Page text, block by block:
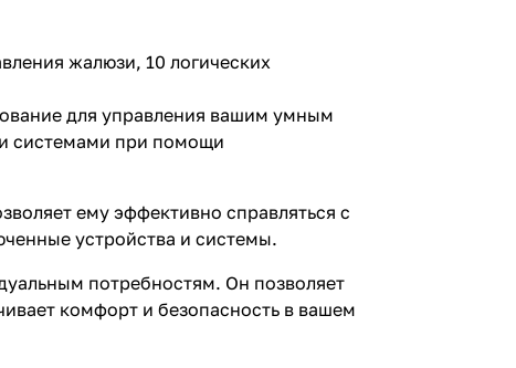
жалюзи, 10 логических
для управления вашим умным
системами при помощи
ему эффективно справляться с
устройства и системы.
потребностям. Он позволяет
комфорт и безопасность в вашем